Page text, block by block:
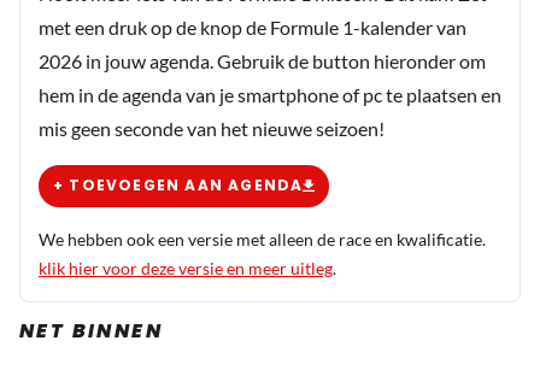
betekents dan "mislopen". En dan die uitspraak: "Toen
begrepen we elkaar helemaal". Ik weet 99% zeker dat
Max hier anders over denkt dus Ted moet eens leren om
meer namens zichzelf te spreken in plaats van anderen
woorden in de mond leggen. Nog triester is dat we het
hier nog steeds over hebben dus laten we ook deze
comment maar weer snel vergeten ;)
met een druk op de knop de Formule 1-kalender van
2026 in jouw agenda. Gebruik de button hieronder om
hem in de agenda van je smartphone of pc te plaatsen en
mis geen seconde van het nieuwe seizoen!
+ TOEVOEGEN AAN AGENDA
We hebben ook een versie met alleen de race en kwalificatie.
klik hier voor deze versie en meer uitleg.
NET BINNEN